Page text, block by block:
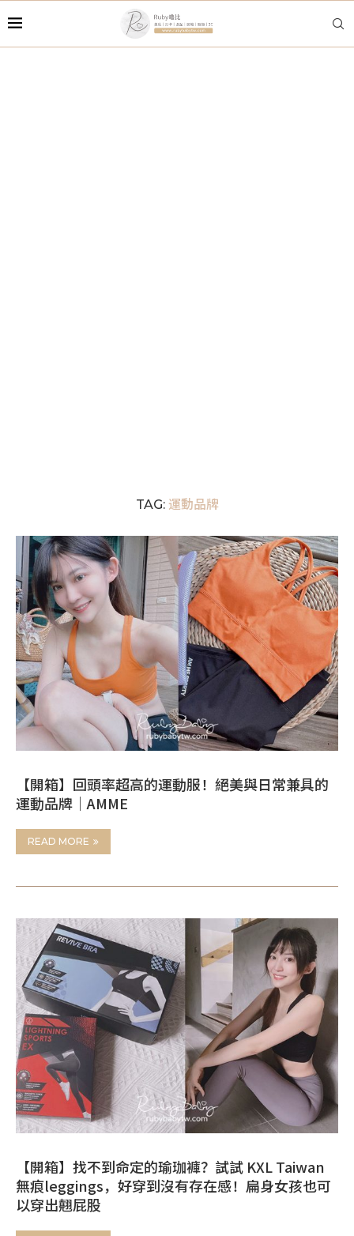
TAG: 運動品牌
【開箱】回頭率超高的運動服！絕美與日常兼具的
運動品牌｜AMME
READ MORE
【開箱】找不到命定的瑜珈褲？試試 KXL Taiwan
無痕leggings，好穿到沒有存在感！扁身女孩也可
以穿出翹屁股